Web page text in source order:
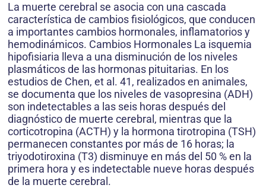
La muerte cerebral se asocia con una cascada
característica de cambios fisiológicos, que conducen
a importantes cambios hormonales, inflamatorios y
hemodinámicos. Cambios Hormonales La isquemia
hipofisiaria lleva a una disminución de los niveles
plasmáticos de las hormonas pituitarias. En los
estudios de Chen, et al. 41, realizados en animales,
se documenta que los niveles de vasopresina (ADH)
son indetectables a las seis horas después del
diagnóstico de muerte cerebral, mientras que la
corticotropina (ACTH) y la hormona tirotropina (TSH)
permanecen constantes por más de 16 horas; la
triyodotiroxina (T3) disminuye en más del 50 % en la
primera hora y es indetectable nueve horas después
de la muerte cerebral.